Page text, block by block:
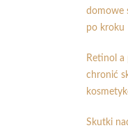
domowe
po kroku
Retinol a
chronić
Skutki